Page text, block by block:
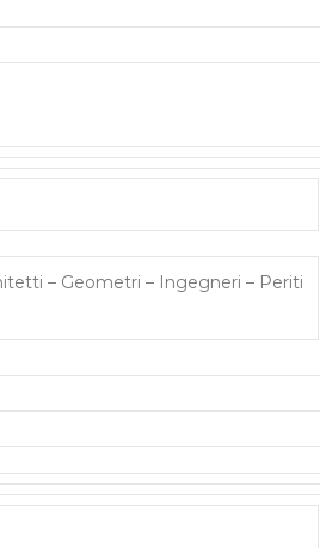
– Geometri – Ingegneri – Periti